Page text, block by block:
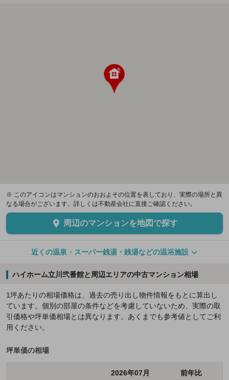
※ このアイコンはマンションのおおよその位置を表しており、実際の場所と異
なる場合がございます。詳しくは不動産会社に直接ご確認ください。
周辺のマンションを地図で探す
近くの温泉・スーパー銭湯・銭湯などの温浴施設
ハイホーム立川弐番館と周辺エリアの中古マンション相場
1坪あたりの相場価格は、過去の売り出し物件情報をもとに算出し
ています。個別の部屋の条件などを考慮していないため、実際の取
引価格や坪単価相場とは異なります。あくまでも参考値としてご利
用ください。
坪単価の相場
2026年07月 前年比